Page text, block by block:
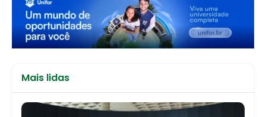
Mais lidas